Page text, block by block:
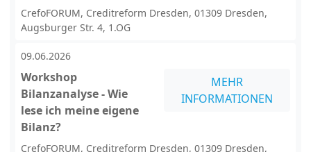
CrefoFORUM, Creditreform Dresden, 01309 Dresden,
Augsburger Str. 4, 1.OG
09.06.2026
Workshop
Bilanzanalyse - Wie
lese ich meine eigene
Bilanz?
MEHR
INFORMATIONEN
CrefoFORUM, Creditreform Dresden, 01309 Dresden,